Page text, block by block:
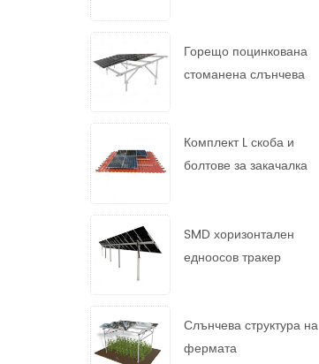
Горещо поцинкована
стоманена слънчева
Комплект L скоба и
болтове за закачалка
SMD хоризонтален
едноосов тракер
Слънчева структура на
фермата